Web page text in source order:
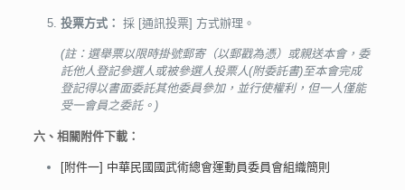
投票方式： 採 [通訊投票] 方式辦理。
(註：選舉票以限時掛號郵寄（以郵戳為憑）或親送本會，委
託他人登記參選人或被參選人投票人(附委託書)至本會完成
登記得以書面委託其他委員參加，並行使權利，但一人僅能
受一會員之委託。)
六、相關附件下載：
[附件一] 中華民國國武術總會運動員委員會組織簡則